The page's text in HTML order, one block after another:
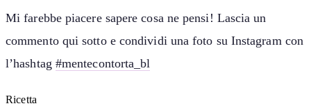
Mi farebbe piacere sapere cosa ne pensi! Lascia un
commento qui sotto e condividi una foto su Instagram con
l’hashtag #mentecontorta_bl
Ricetta